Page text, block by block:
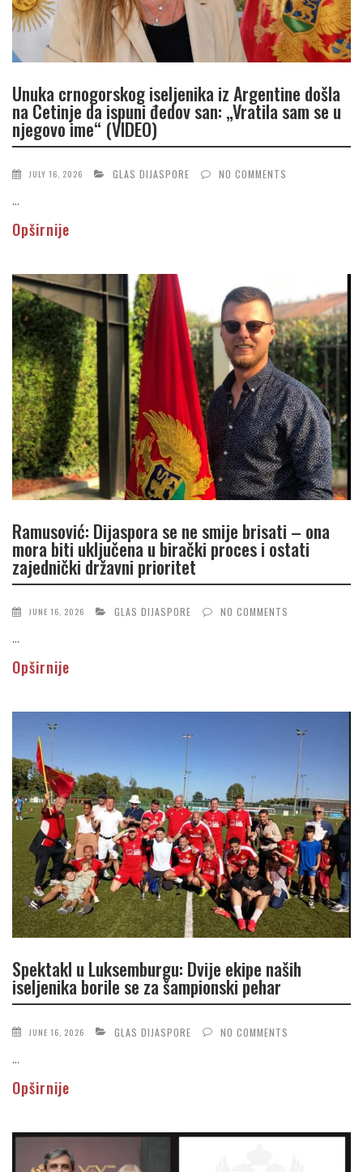
Unuka crnogorskog iseljenika iz Argentine došla
na Cetinje da ispuni đedov san: „Vratila sam se u
njegovo ime“ (VIDEO)
JULY 16, 2026 GLAS DIJASPORE NO COMMENTS
...
Opširnije
Ramusović: Dijaspora se ne smije brisati – ona
mora biti uključena u birački proces i ostati
zajednički državni prioritet
JUNE 16, 2026 GLAS DIJASPORE NO COMMENTS
...
Opširnije
Spektakl u Luksemburgu: Dvije ekipe naših
iseljenika borile se za šampionski pehar
JUNE 16, 2026 GLAS DIJASPORE NO COMMENTS
...
Opširnije